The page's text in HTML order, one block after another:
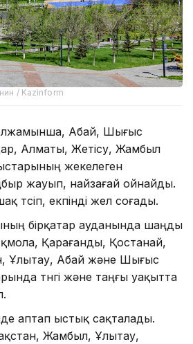
/ Kazinform
Абай, Шығыс
Алматы, Жетісу, Жамбыл
жекелеген
жауып, найзағай ойнайды.
түсіп, екпінді жел соғады.
бірқатар ауданында шаңды
Қарағанды, Қостанай,
Ұлытау, Абай және Шығыс
түнгі және таңғы уақытта
аптап ыстық сақталады.
Жамбыл, Ұлытау,